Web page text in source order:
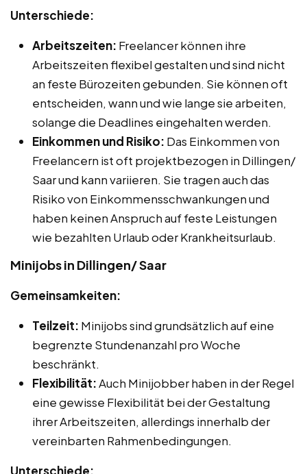
Unterschiede:
Arbeitszeiten: Freelancer können ihre
Arbeitszeiten flexibel gestalten und sind nicht
an feste Bürozeiten gebunden. Sie können oft
entscheiden, wann und wie lange sie arbeiten,
solange die Deadlines eingehalten werden.
Einkommen und Risiko: Das Einkommen von
Freelancern ist oft projektbezogen in Dillingen/
Saar und kann variieren. Sie tragen auch das
Risiko von Einkommensschwankungen und
haben keinen Anspruch auf feste Leistungen
wie bezahlten Urlaub oder Krankheitsurlaub.
Minijobs in Dillingen/ Saar
Gemeinsamkeiten:
Teilzeit: Minijobs sind grundsätzlich auf eine
begrenzte Stundenanzahl pro Woche
beschränkt.
Flexibilität:Auch Minijobber haben in der Regel
eine gewisse Flexibilität bei der Gestaltung
ihrer Arbeitszeiten, allerdings innerhalb der
vereinbarten Rahmenbedingungen.
Unterschiede: